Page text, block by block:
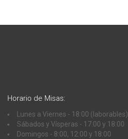
Horario de Misas:
Lunes a Viernes - 18:00 (laborables)
Sábados y Vísperas - 17:00 y 18:00
Domingos - 8:00, 12:00 y 18:00